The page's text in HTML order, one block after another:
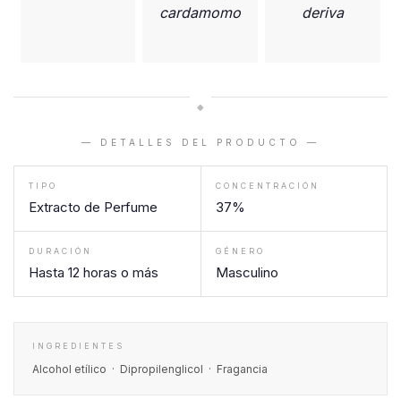
cardamomo
deriva
◆
— DETALLES DEL PRODUCTO —
TIPO
Extracto de Perfume
CONCENTRACIÓN
37%
DURACIÓN
Hasta 12 horas o más
GÉNERO
Masculino
INGREDIENTES
Alcohol etílico · Dipropilenglicol · Fragancia